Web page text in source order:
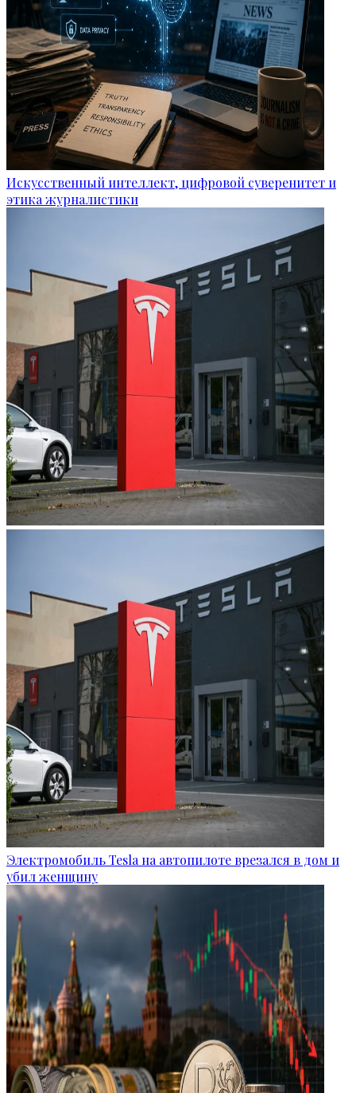
Искусственный интеллект, цифровой суверенитет и
этика журналистики
Электромобиль Tesla на автопилоте врезался в дом и
убил женщину